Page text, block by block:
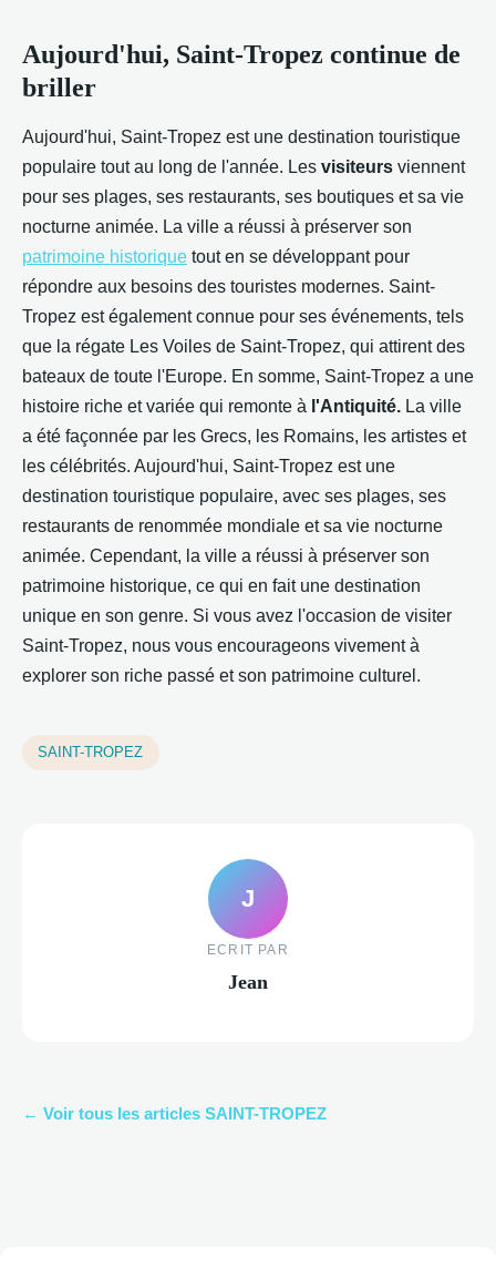
Aujourd'hui, Saint-Tropez continue de
briller
Aujourd'hui, Saint-Tropez est une destination touristique
populaire tout au long de l'année. Les visiteurs viennent
pour ses plages, ses restaurants, ses boutiques et sa vie
nocturne animée. La ville a réussi à préserver son
patrimoine historique tout en se développant pour
répondre aux besoins des touristes modernes. Saint-
Tropez est également connue pour ses événements, tels
que la régate Les Voiles de Saint-Tropez, qui attirent des
bateaux de toute l'Europe. En somme, Saint-Tropez a une
histoire riche et variée qui remonte à l'Antiquité. La ville
a été façonnée par les Grecs, les Romains, les artistes et
les célébrités. Aujourd'hui, Saint-Tropez est une
destination touristique populaire, avec ses plages, ses
restaurants de renommée mondiale et sa vie nocturne
animée. Cependant, la ville a réussi à préserver son
patrimoine historique, ce qui en fait une destination
unique en son genre. Si vous avez l'occasion de visiter
Saint-Tropez, nous vous encourageons vivement à
explorer son riche passé et son patrimoine culturel.
SAINT-TROPEZ
J
ECRIT PAR
Jean
← Voir tous les articles SAINT-TROPEZ